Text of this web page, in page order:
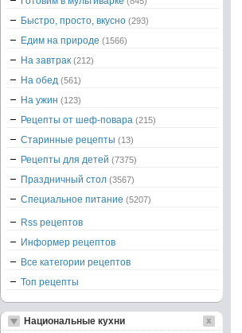
Быстро, просто, вкусно (293)
Едим на природе (1566)
На завтрак (212)
На обед (561)
На ужин (123)
Рецепты от шеф-повара (215)
Старинные рецепты (13)
Рецепты для детей (7375)
Праздничный стол (3567)
Специальное питание (5207)
Rss рецептов
Информер рецептов
Все категории рецептов
Топ рецепты
Национальные кухни